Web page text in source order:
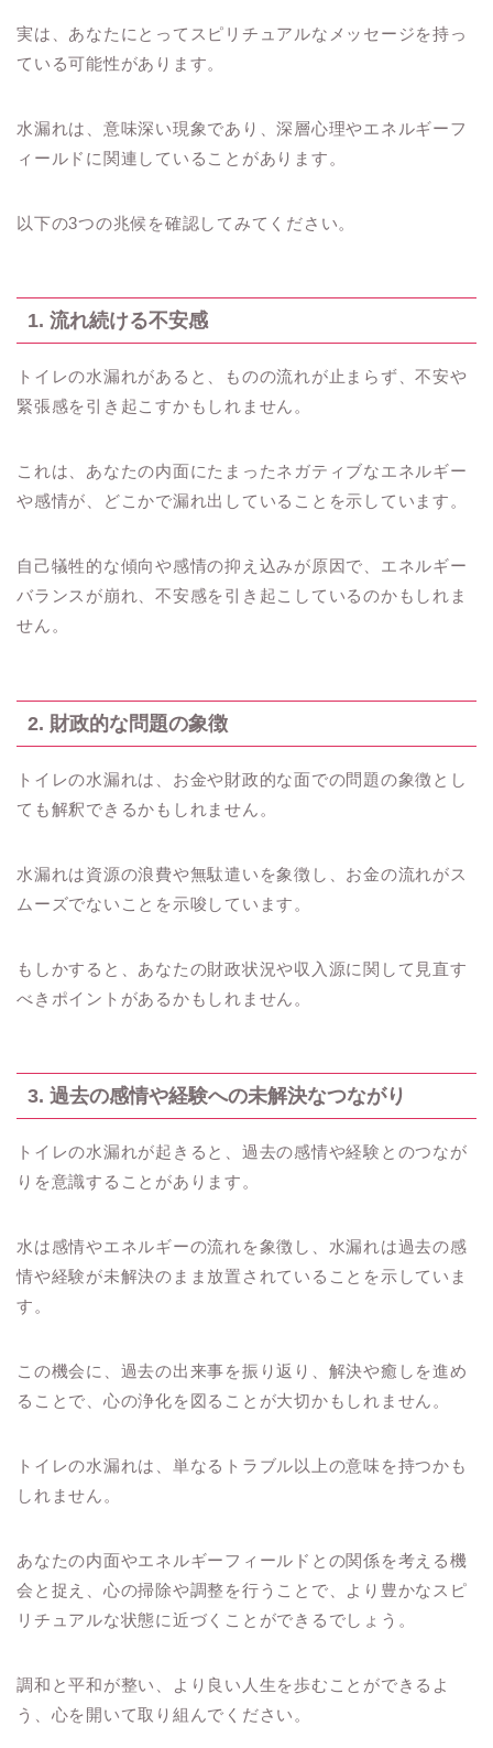
実は、あなたにとってスピリチュアルなメッセージを持っ
ている可能性があります。
水漏れは、意味深い現象であり、深層心理やエネルギーフ
ィールドに関連していることがあります。
以下の3つの兆候を確認してみてください。
1. 流れ続ける不安感
トイレの水漏れがあると、ものの流れが止まらず、不安や
緊張感を引き起こすかもしれません。
これは、あなたの内面にたまったネガティブなエネルギー
や感情が、どこかで漏れ出していることを示しています。
自己犠牲的な傾向や感情の抑え込みが原因で、エネルギー
バランスが崩れ、不安感を引き起こしているのかもしれま
せん。
2. 財政的な問題の象徴
トイレの水漏れは、お金や財政的な面での問題の象徴とし
ても解釈できるかもしれません。
水漏れは資源の浪費や無駄遣いを象徴し、お金の流れがス
ムーズでないことを示唆しています。
もしかすると、あなたの財政状況や収入源に関して見直す
べきポイントがあるかもしれません。
3. 過去の感情や経験への未解決なつながり
トイレの水漏れが起きると、過去の感情や経験とのつなが
りを意識することがあります。
水は感情やエネルギーの流れを象徴し、水漏れは過去の感
情や経験が未解決のまま放置されていることを示していま
す。
この機会に、過去の出来事を振り返り、解決や癒しを進め
ることで、心の浄化を図ることが大切かもしれません。
トイレの水漏れは、単なるトラブル以上の意味を持つかも
しれません。
あなたの内面やエネルギーフィールドとの関係を考える機
会と捉え、心の掃除や調整を行うことで、より豊かなスピ
リチュアルな状態に近づくことができるでしょう。
調和と平和が整い、より良い人生を歩むことができるよ
う、心を開いて取り組んでください。